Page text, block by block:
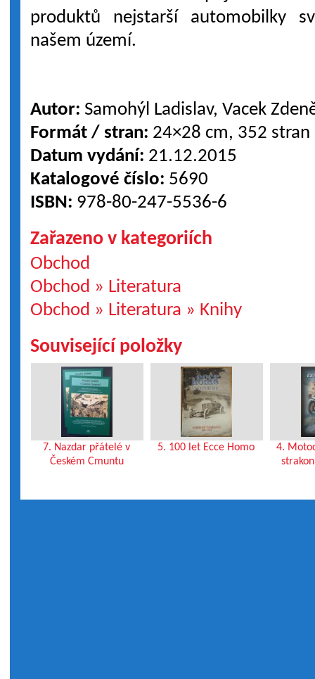
produktů nejstarší automobilky
našem území.
Autor: Samohýl Ladislav, Vacek
Formát / stran: 24×28 cm, 352 stran
Datum vydání: 21.12.2015
Katalogové číslo: 5690
ISBN: 978-80-247-5536-6
Zařazeno v kategoriích
Obchod
Obchod » Literatura
Obchod » Literatura » Knihy
Související položky
7. Nazdar přátelé v
Českém Cmuntu
5. 100 let Ecce Homo
4.